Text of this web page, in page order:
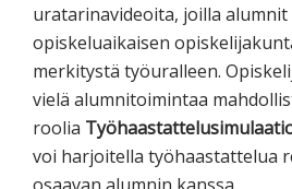
uratarinavideoita, joilla
opiskeluaikaisen
merkitystä työuralleen.
vielä alumnitoimintaa
roolia
voi harjoitella työhaastattelua